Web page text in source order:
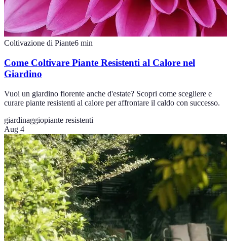
Coltivazione di Piante6 min
Come Coltivare Piante Resistenti al Calore nel
Giardino
Vuoi un giardino fiorente anche d'estate? Scopri come scegliere e
curare piante resistenti al calore per affrontare il caldo con successo.
giardinaggiopiante resistenti
Aug 4